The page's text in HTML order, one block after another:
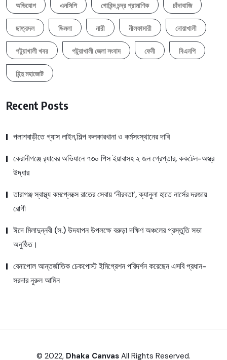
অভিযোগ এনসিপি গোবিন্দ চন্দ্র প্রামাণিক চাঁদাবাজি
ছাত্রদল ডিমলা নারী নীলফামারী নোয়াখালী
পটুয়াখালী খবর পটুয়াখালী জেলা সংবাদ ফেনী বিএনপি
হিন্দু মহাজোট
Recent Posts
পলাশবাড়ীতে গ্যাস লাইন,শিল্প কলকারখানা ও কর্মসংস্থানের দাবি
কেরানীগঞ্জে র‍্যাবের অভিযানে ৭৩০ পিস ইয়াবাসহ ২ জন গ্রেপ্তার, ককটেল-অস্ত্র
উদ্ধার
তারাগঞ্জ স্বাস্থ্য কমপ্লেক্সে রাতের সেবায় ‘নীরবতা’, ক্যানুলা হাতে নার্সের দরজায়
রোগী
ঈদে মিলাদুন্নবী (স.) উদযাপন উপলক্ষে বরুড়া দক্ষিণ অঞ্চলের প্রস্তুতি সভা
অনুষ্ঠিত।
বেনাপোল আন্তর্জাতিক চেকপোস্ট ইমিগ্রেশন পরিদর্শন করেছেন এসবি প্রধান-
সরদার নুরুল আমিন
© 2022, Dhaka Canvas All Rights Reserved.